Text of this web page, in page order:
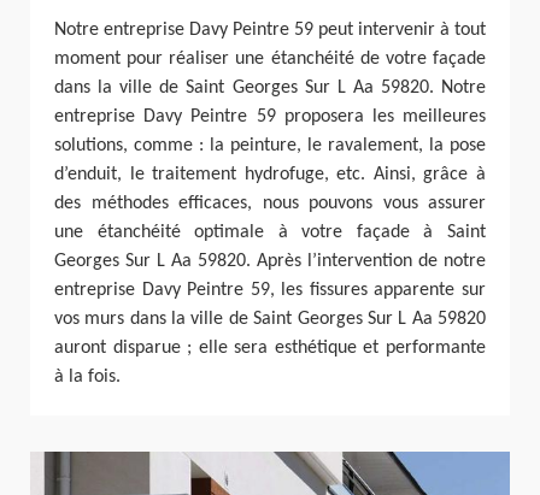
Notre entreprise Davy Peintre 59 peut intervenir à tout
moment pour réaliser une étanchéité de votre façade
dans la ville de Saint Georges Sur L Aa 59820. Notre
entreprise Davy Peintre 59 proposera les meilleures
solutions, comme : la peinture, le ravalement, la pose
d’enduit, le traitement hydrofuge, etc. Ainsi, grâce à
des méthodes efficaces, nous pouvons vous assurer
une étanchéité optimale à votre façade à Saint
Georges Sur L Aa 59820. Après l’intervention de notre
entreprise Davy Peintre 59, les fissures apparente sur
vos murs dans la ville de Saint Georges Sur L Aa 59820
auront disparue ; elle sera esthétique et performante
à la fois.